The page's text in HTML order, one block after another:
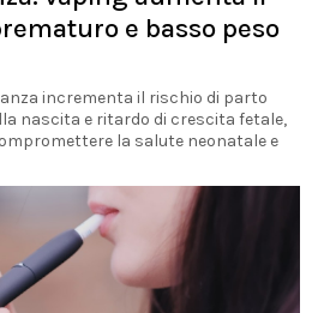
e basso peso
incrementa il rischio di parto
nascita e ritardo di crescita fetale,
la salute neonatale e